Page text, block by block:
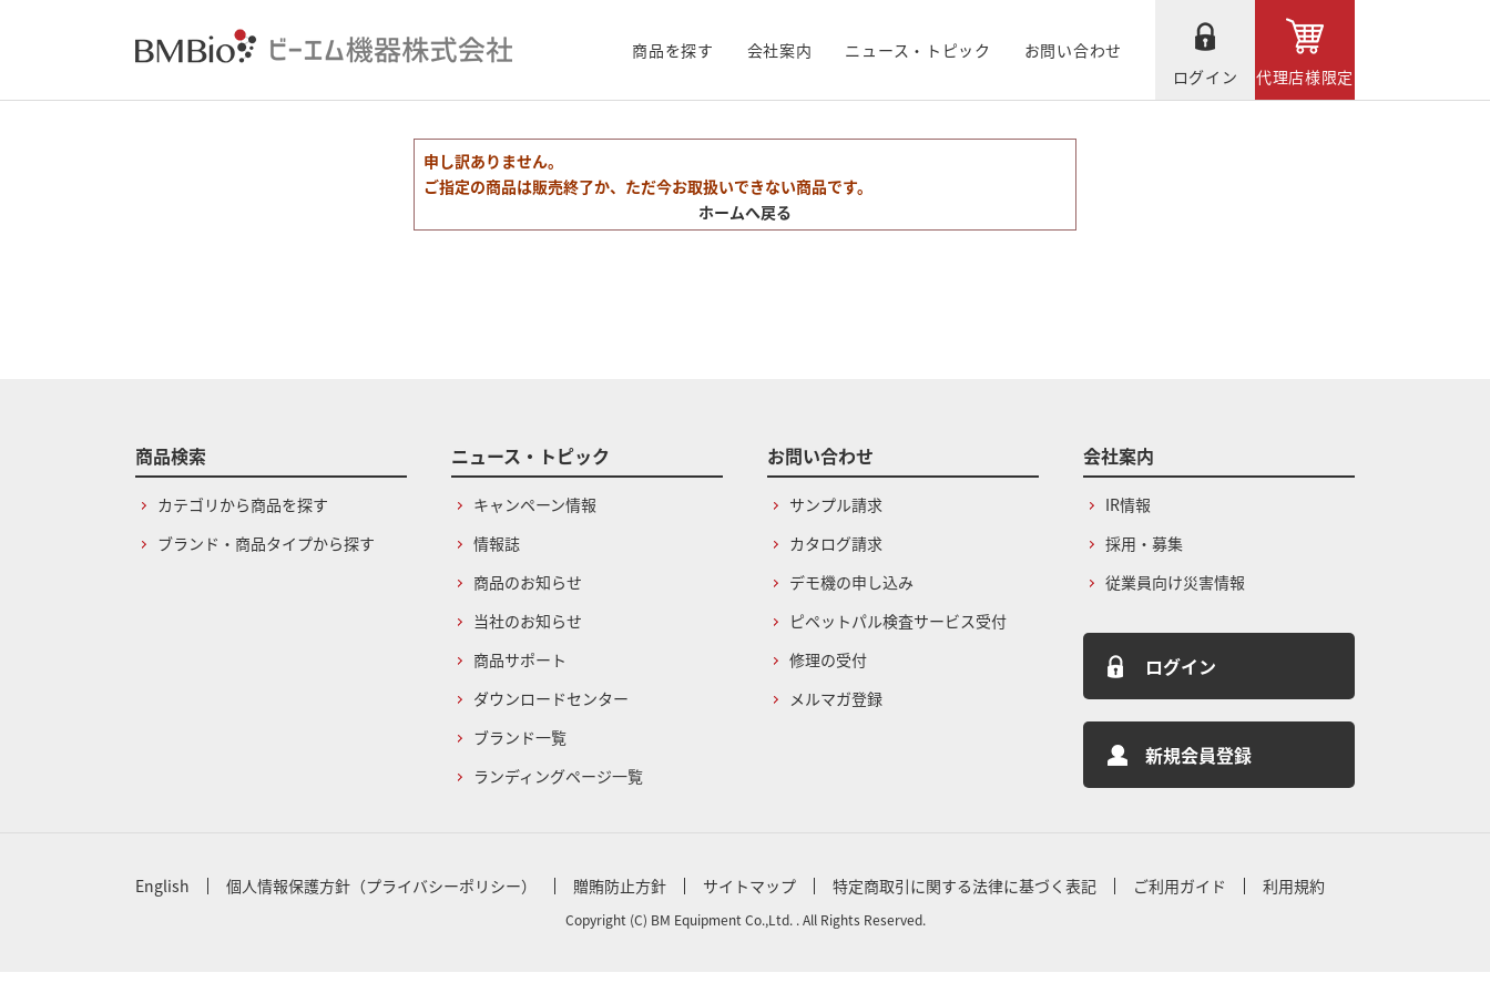
商品を探す 会社案内 ニュース・トピック
お問い合わせ
ログイン
代理店様限定
申し訳ありません。
ご指定の商品は販売終了か、ただ今お取扱いできない商品です。
ホームへ戻る
商品検索
カテゴリから商品を探す
ブランド・商品タイプから探す
ニュース・トピック
キャンペーン情報
情報誌
商品のお知らせ
当社のお知らせ
商品サポート
ダウンロードセンター
ブランド一覧
ランディングページ一覧
お問い合わせ
サンプル請求
カタログ請求
デモ機の申し込み
ピペットパル検査サービス受付
修理の受付
メルマガ登録
会社案内
IR情報
採用・募集
従業員向け災害情報
ログイン
新規会員登録
English 個人情報保護方針（プライバシーポリシー） 贈賄防止方針 サイトマップ 特定商取引に関する法律に基づく表記 ご利用ガイド 利用規約
Copyright (C) BM Equipment Co.,Ltd. . All Rights Reserved.